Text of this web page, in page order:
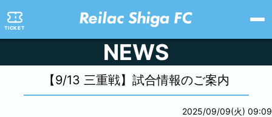
TICKET
NEWS
【9/13 三重戦】試合情報のご案内
2025/09/09(火) 09:09